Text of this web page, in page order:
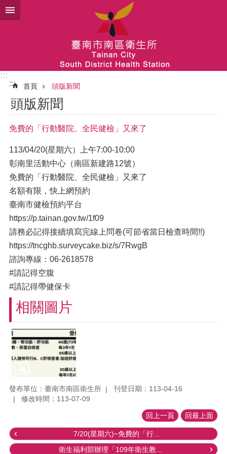
跳到主要內容區塊
:::
:::
首頁 頭版新聞
頭版新聞
免費的「行動醫院、全民健檢」又來了
113/04/20(星期六）上午7:00-10:00
彰南里活動中心（南區新建路12號）
免費的「行動醫院、全民健檢」又來了
名額有限，快上網預約
臺南市健檢預約平台
https://p.tainan.gov.tw/1f09
請務必記得接續填寫完線上問卷(可節省當日檢查時間!!)
https://tncghb.surveycake.biz/s/7RwgB
諮詢專線：06-2618578
#請記得空腹
#請記得帶健保卡
相關圖片
發布單位：臺南市南區衛生所
刊登日期：113-04-16
修改時間：113-07-09
回上一頁 回最上面
7/20(星期六)~免費的「行...
衛生福利部辦理「109年衛生教...